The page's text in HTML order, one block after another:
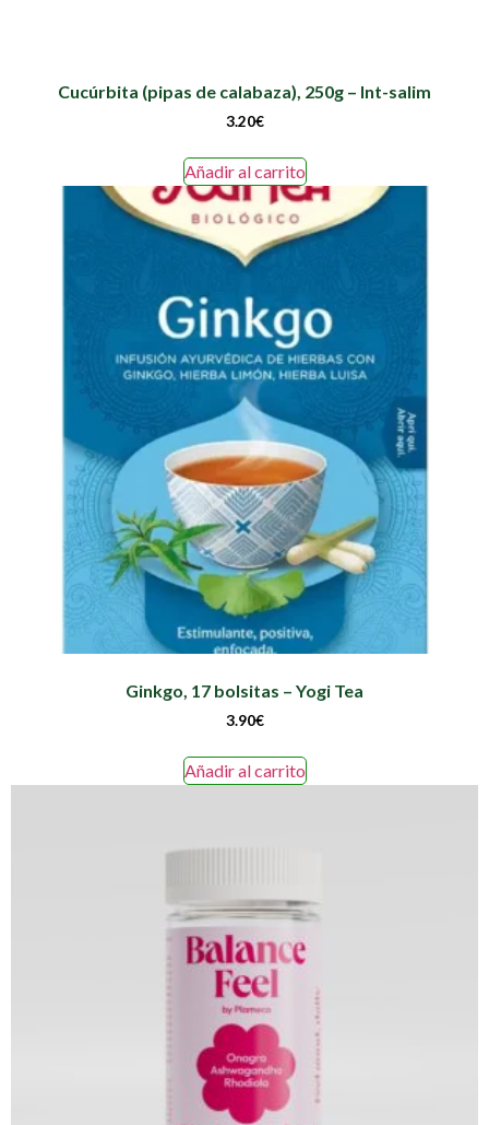
Cucúrbita (pipas de calabaza), 250g – Int-salim
3.20€
Añadir al carrito
Ginkgo, 17 bolsitas – Yogi Tea
3.90€
Añadir al carrito